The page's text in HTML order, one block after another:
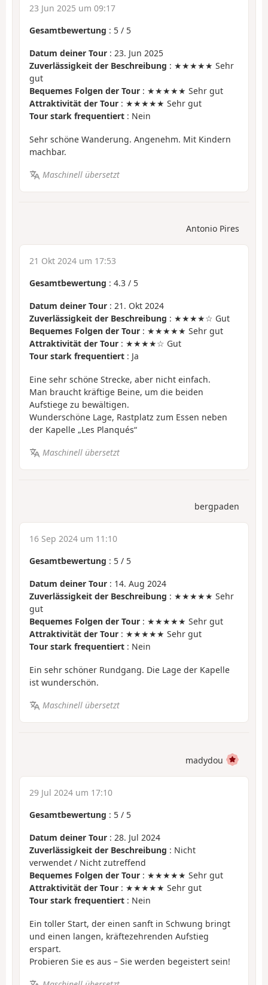
23 Jun 2025 um 09:17
Gesamtbewertung : 5 / 5
Datum deiner Tour : 23. Jun 2025
Zuverlässigkeit der Beschreibung : ★★★★★ Sehr
gut
Bequemes Folgen der Tour : ★★★★★ Sehr gut
Attraktivität der Tour : ★★★★★ Sehr gut
Tour stark frequentiert : Nein
Sehr schöne Wanderung. Angenehm. Mit Kindern
machbar.
Maschinell übersetzt
Antonio Pires
21 Okt 2024 um 17:53
Gesamtbewertung : 4.3 / 5
Datum deiner Tour : 21. Okt 2024
Zuverlässigkeit der Beschreibung : ★★★★☆ Gut
Bequemes Folgen der Tour : ★★★★★ Sehr gut
Attraktivität der Tour : ★★★★☆ Gut
Tour stark frequentiert : Ja
Eine sehr schöne Strecke, aber nicht einfach.
Man braucht kräftige Beine, um die beiden
Aufstiege zu bewältigen.
Wunderschöne Lage, Rastplatz zum Essen neben
der Kapelle „Les Planqués“
Maschinell übersetzt
bergpaden
16 Sep 2024 um 11:10
Gesamtbewertung : 5 / 5
Datum deiner Tour : 14. Aug 2024
Zuverlässigkeit der Beschreibung : ★★★★★ Sehr
gut
Bequemes Folgen der Tour : ★★★★★ Sehr gut
Attraktivität der Tour : ★★★★★ Sehr gut
Tour stark frequentiert : Nein
Ein sehr schöner Rundgang. Die Lage der Kapelle
ist wunderschön.
Maschinell übersetzt
madydou
29 Jul 2024 um 17:10
Gesamtbewertung : 5 / 5
Datum deiner Tour : 28. Jul 2024
Zuverlässigkeit der Beschreibung : Nicht
verwendet / Nicht zutreffend
Bequemes Folgen der Tour : ★★★★★ Sehr gut
Attraktivität der Tour : ★★★★★ Sehr gut
Tour stark frequentiert : Nein
Ein toller Start, der einen sanft in Schwung bringt
und einen langen, kräftezehrenden Aufstieg
erspart.
Probieren Sie es aus – Sie werden begeistert sein!